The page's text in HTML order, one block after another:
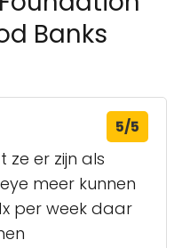
Banks
5/5
ze er zijn als
meer kunnen
per week daar